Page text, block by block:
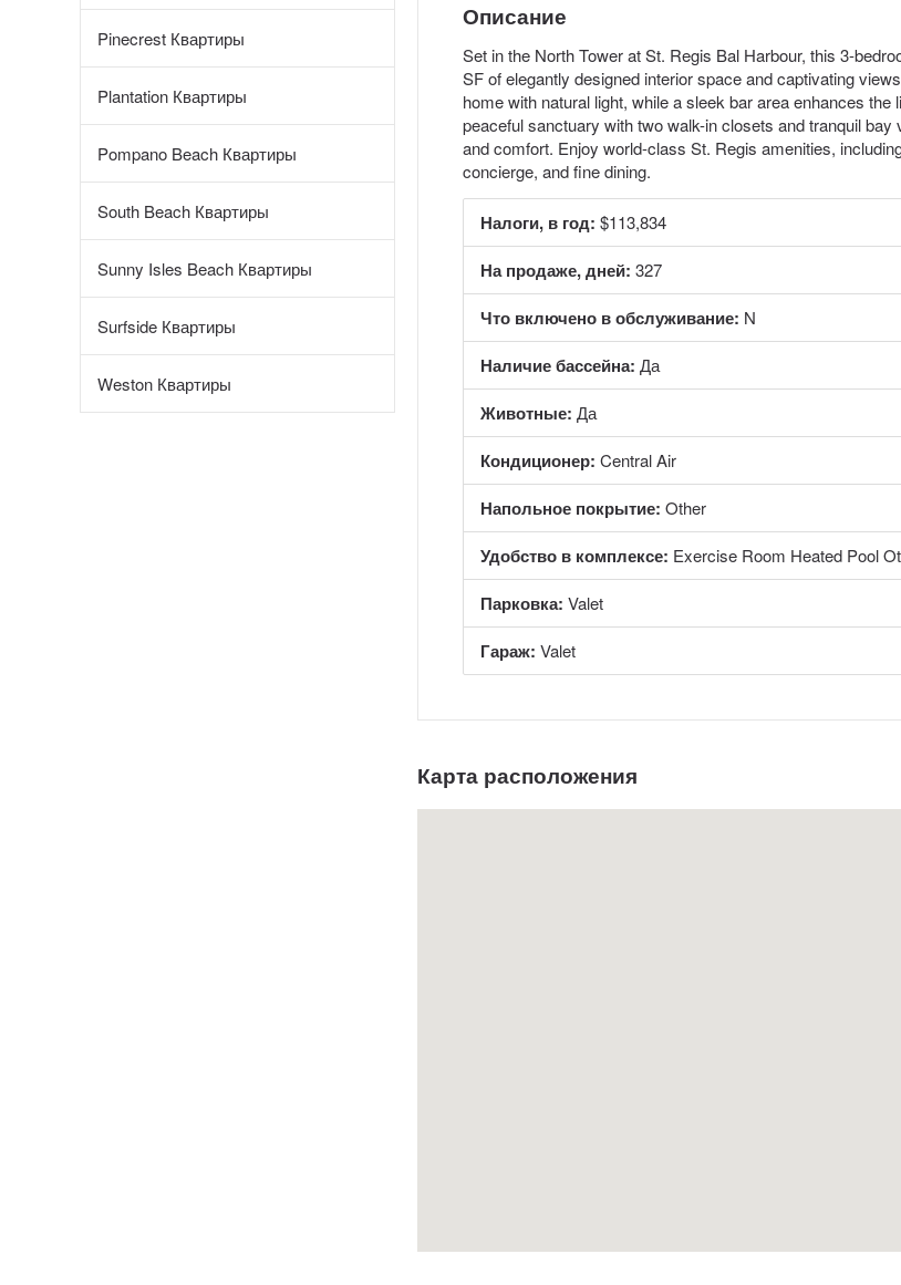
Pinecrest Квартиры
Plantation Квартиры
Pompano Beach Квартиры
South Beach Квартиры
Sunny Isles Beach Квартиры
Surfside Квартиры
Weston Квартиры
Описание
Set in the North Tower at St. Regis Bal Harbour, this 3-
SF of elegantly designed interior space and captivating
home with natural light, while a sleek bar area enhances
peaceful sanctuary with two walk-in closets and tranquil
and comfort. Enjoy world-class St. Regis amenities,
concierge, and fine dining.
Налоги, в год: $113,834
На продаже, дней: 327
Что включено в обслуживание: N
Наличие бассейна: Да
Животные: Да
Кондиционер: Central Air
Напольное покрытие: Other
Удобство в комплексе: Exercise Room Heated Pool
Парковка: Valet
Гараж: Valet
Карта расположения